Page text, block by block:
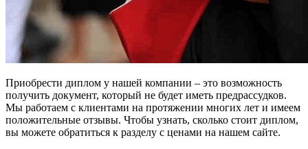
Приобрести диплом у нашей компании – это возможность
получить документ, который не будет иметь предрассудков.
Мы работаем с клиентами на протяжении многих лет и имеем
положительные отзывы. Чтобы узнать, сколько стоит диплом,
вы можете обратиться к разделу с ценами на нашем сайте.